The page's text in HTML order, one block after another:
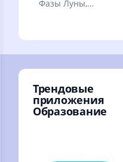
Фазы Луны,
Луны и Солнца
Трендовые
приложения
Образование